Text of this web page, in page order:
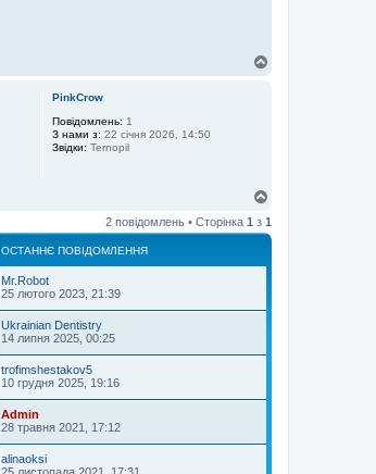
PinkCrow
Повідомлень: 1
З нами з: 22 січня 2026, 14:50
Звідки: Ternopil
г
о
2 повідомлень • Сторінка 1 з 1
ОСТАННЄ ПОВІДОМЛЕННЯ
Mr.Robot
25 лютого 2023, 21:39
Ukrainian Dentistry
14 липня 2025, 00:25
trofimshestakov5
10 грудня 2025, 19:16
Admin
28 травня 2021, 17:12
alinaoksi
25 листопада 2021, 17:31